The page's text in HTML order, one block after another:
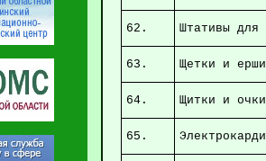
62.
63. Щетки
64.
65.